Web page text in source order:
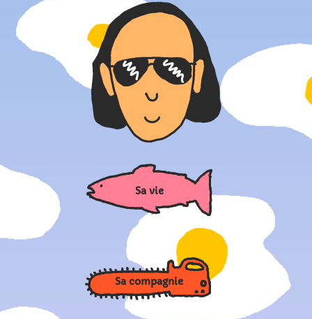
Sa vie
Sa compagnie